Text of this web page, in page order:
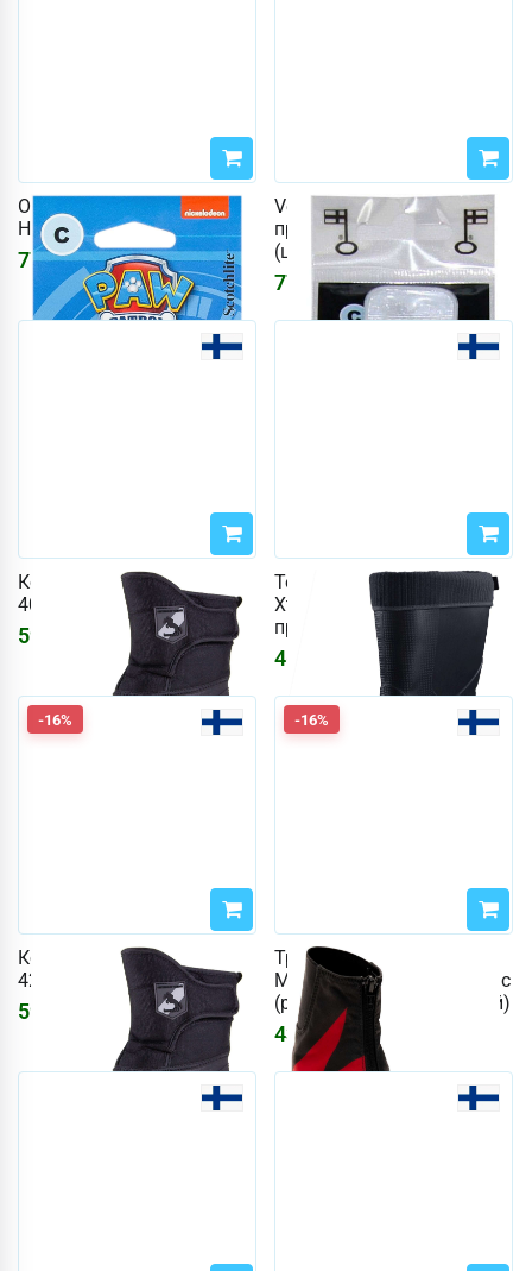
Отражатель Kiilu C Group
Hau Kaja
777₽928₽
Velo Sport C Белый
пружинный отражатель
(цвет Белый)
777 ₽928₽
Конюшни Horze, размер
40. (цвет Черный)
5913
Термосапоги DryWalker
Xtrack Short 43 (цвет
прозрачный)
4667
-16%
Конюшни Horze, размер
42. (цвет Черный)
5913 ₽
-16%
Традиционное монот
Madshus Pulse BOA Classic
(размер 38, цвет Красный)
43474 ₽ 51889